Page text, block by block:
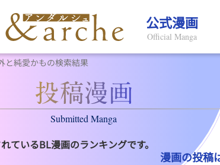
公式漫画
Official Manga
と純愛かもの検索結果
Submitted Manga
ているBL漫画のランキングです。
漫画の投稿